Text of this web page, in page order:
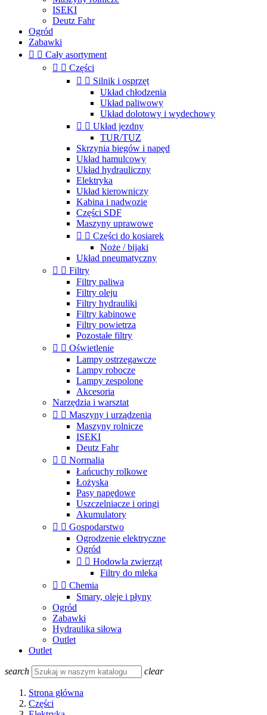
ISEKI
Deutz Fahr
Ogród
Zabawki
  Cały asortyment
  Części
  Silnik i osprzęt
Układ chłodzenia
Układ paliwowy
Układ dolotowy i wydechowy
  Układ jezdny
TUR/TUZ
Skrzynia biegów i napęd
Układ hamulcowy
Układ hydrauliczny
Elektryka
Układ kierowniczy
Kabina i nadwozie
Części SDF
Maszyny uprawowe
  Części do kosiarek
Noże / bijaki
Układ pneumatyczny
  Filtry
Filtry paliwa
Filtry oleju
Filtry hydrauliki
Filtry kabinowe
Filtry powietrza
Pozostałe filtry
  Oświetlenie
Lampy ostrzegawcze
Lampy robocze
Lampy zespolone
Akcesoria
Narzędzia i warsztat
  Maszyny i urządzenia
Maszyny rolnicze
ISEKI
Deutz Fahr
  Normalia
Łańcuchy rolkowe
Łożyska
Pasy napędowe
Uszczelniacze i oringi
Akumulatory
  Gospodarstwo
Ogrodzenie elektryczne
Ogród
  Hodowla zwierząt
Filtry do mleka
  Chemia
Smary, oleje i płyny
Ogród
Zabawki
Hydraulika siłowa
Outlet
Outlet
search clear
Strona główna
Części